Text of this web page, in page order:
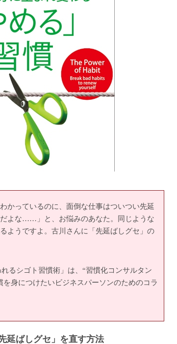
かっているのに、面倒な仕事はついつい先延
よな……」と、お悩みのあなた。同じような
ようですよ。古川さんに「先延ばしグセ」の
るシゴト習慣術」は、“習慣化コンサルタン
を身につけたいビジネスパーソンのためのコラ
延ばしグセ」を直す方法